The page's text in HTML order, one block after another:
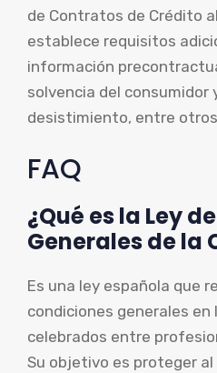
de Contratos de Crédito
establece requisitos
información
solvencia del consumidor
desistimiento, entre
FAQ
¿Qué es la Ley
Generales de la
Es una ley española que
condiciones generales
celebrados entre
Su objetivo es proteger